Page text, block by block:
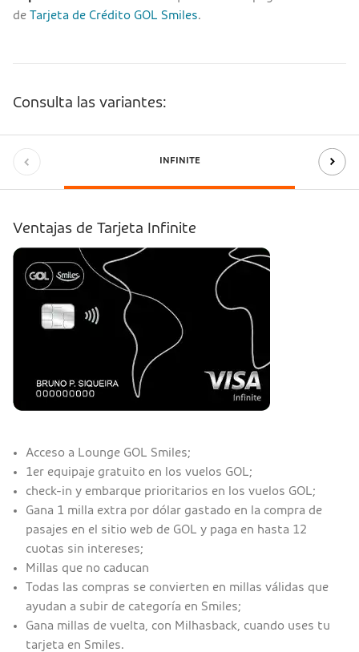
de Tarjeta de Crédito GOL Smiles.
Consulta las variantes:
INFINITE
Ventajas de Tarjeta Infinite
Acceso a Lounge GOL Smiles;
1er equipaje gratuito en los vuelos GOL;
check-in y embarque prioritarios en los vuelos GOL;
Gana 1 milla extra por dólar gastado en la compra de
pasajes en el sitio web de GOL y paga en hasta 12
cuotas sin intereses;
Millas que no caducan
Todas las compras se convierten en millas válidas que
ayudan a subir de categoría en Smiles;
Gana millas de vuelta, con Milhasback, cuando uses tu
tarjeta en Smiles.